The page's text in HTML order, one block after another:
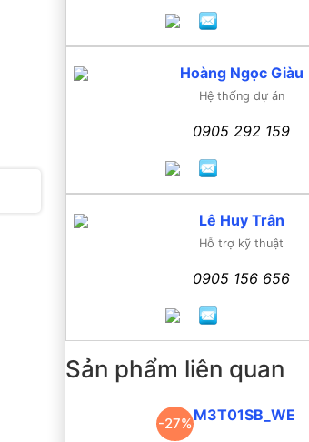
Hoàng Ngọc Giàu
Hệ thống dự án
0905 292 159
Lê Huy Trân
Hỗ trợ kỹ thuật
0905 156 656
Sản phẩm liên quan
-27%M3T01SB_WE